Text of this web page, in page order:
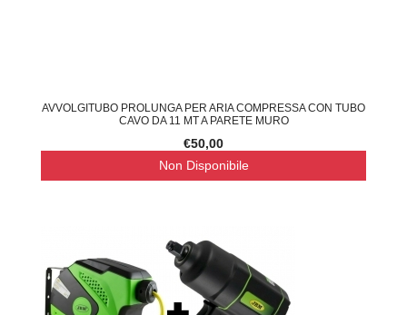
AVVOLGITUBO PROLUNGA PER ARIA COMPRESSA CON TUBO
CAVO DA 11 MT A PARETE MURO
€50,00
Non Disponibile